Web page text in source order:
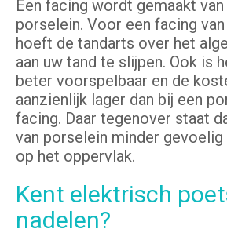
Een facing wordt gemaakt
porselein. Voor een facing
hoeft de tandarts over het
aan uw tand te slijpen. Ook is
beter voorspelbaar en de
aanzienlijk lager dan bij een
facing. Daar tegenover staat
van porselein minder
op het oppervlak.
Kent elektrisch
nadelen?